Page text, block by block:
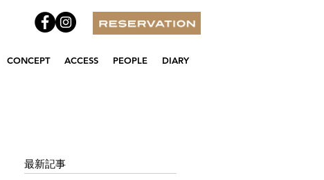
CONCEPT ACCESS PEOPLE DIARY
最新記事